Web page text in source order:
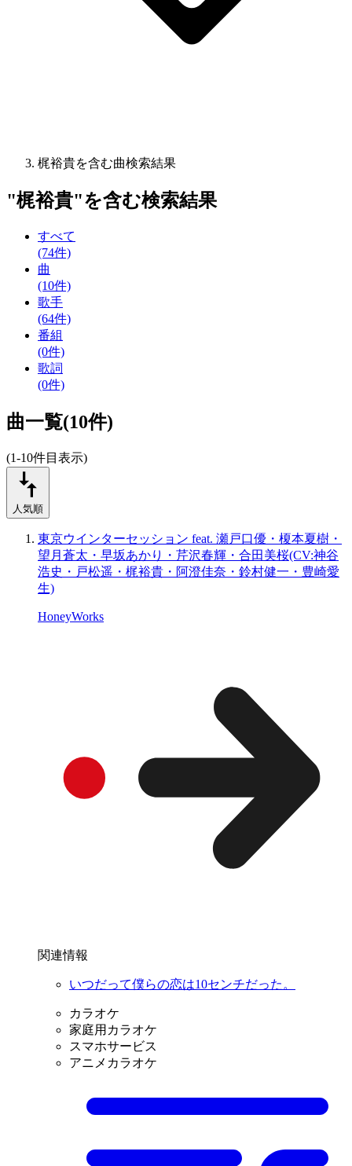
梶裕貴を含む曲検索結果
"梶裕貴"を含む検索結果
すべて
(74件)
曲
(10件)
歌手
(64件)
番組
(0件)
歌詞
(0件)
曲一覧(10件)
(1-10件目表示)
人気順
東京ウインターセッション feat. 瀬戸口優・榎本夏樹・
望月蒼太・早坂あかり・芹沢春輝・合田美桜(CV:神谷
浩史・戸松遥・梶裕貴・阿澄佳奈・鈴村健一・豊崎愛
生)
HoneyWorks
関連情報
いつだって僕らの恋は10センチだった。
カラオケ
家庭用カラオケ
スマホサービス
アニメカラオケ